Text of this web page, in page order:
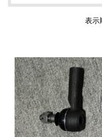
ステアリングパ
アーム 各種リ
ウエザーストリ
セリカXX GA61
エンジンパーツ
エンジンパーツ
表